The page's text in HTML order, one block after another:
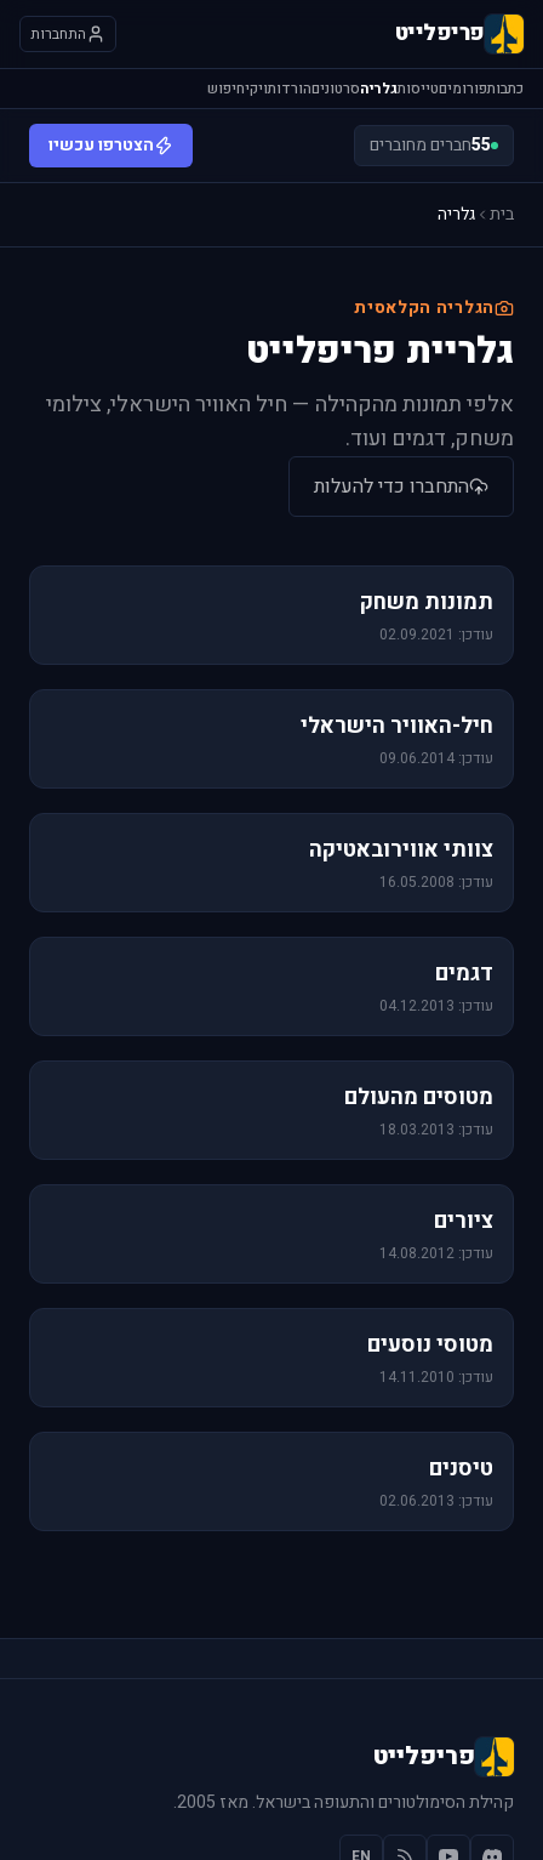
פריפלייט התחברות
כתבותפורומיםטייסותגלריהסרטוניםהורדותויקיחיפוש
55חברים מחוברים הצטרפו עכשיו
בית גלריה
הגלריה הקלאסית
גלריית פריפלייט
אלפי תמונות מהקהילה — חיל האוויר הישראלי, צילומי
משחק, דגמים ועוד.
התחברו כדי להעלות
תמונות משחק
עודכן: 02.09.2021
חיל-האוויר הישראלי
עודכן: 09.06.2014
צוותי אווירובאטיקה
עודכן: 16.05.2008
דגמים
עודכן: 04.12.2013
מטוסים מהעולם
עודכן: 18.03.2013
ציורים
עודכן: 14.08.2012
מטוסי נוסעים
עודכן: 14.11.2010
טיסנים
עודכן: 02.06.2013
פריפלייט
קהילת הסימולטורים והתעופה בישראל. מאז 2005.